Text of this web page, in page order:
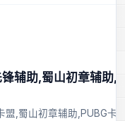
辅助,蜀山初章辅助,
,蜀山初章辅助,PUBG卡